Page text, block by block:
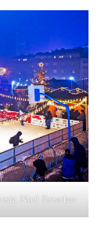
Noel Pazarları